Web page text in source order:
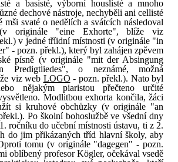
a basisté, výborní houslisté a mnoho
dechové nástroje, nechyběli ani cellisté
svaté o nedělích a svátcích následoval
originále "eine Exhorte", blíže viz
v jedné tříidní místnosti (v originále "in
- pozn. překl.), který byl zahájen zpěvem
písně (v originále "mit der Absingung
Predigtliedes", o neznámé, možná
viz web LOGO - pozn. překl.). Nato byl
nějakým piaristou přečteno určité
Modlitbou exhorta končila, žáci
si kruhové obchůzky (v originále "an
Po školní bohoslužbě ve všední dny
ročníku do učební místnosti ústavu, ti z 2.
do jim přikázaných tříd hlavní školy, aby
tomu (v originále "dagegen" - pozn.
oblíbený profesor Kögler, očekával vsedě